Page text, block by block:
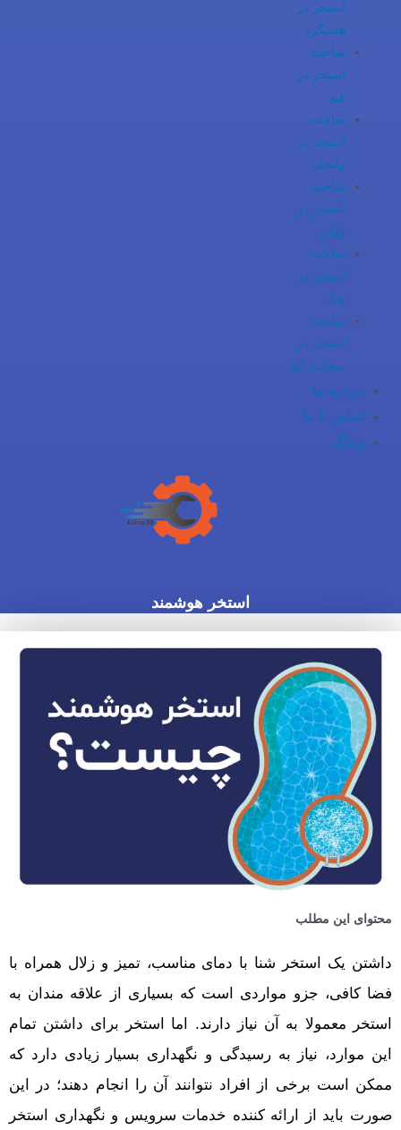
استخر در
هشتگرد
ساخت
استخر در
هیو
ساخت
استخر در
ولنجک
ساخت
استخر در
ولیان
ساخت
استخر در
ونک
ساخت
استخر در
سعادت آباد
درباره ما
تماس با ما
وبلاگ
استخر هوشمند
محتوای این مطلب
داشتن یک استخر شنا با دمای مناسب، تمیز و زلال همراه با
فضا کافی، جزو مواردی است که بسیاری از علاقه مندان به
استخر معمولا به آن نیاز دارند. اما استخر برای داشتن تمام
این موارد، نیاز به رسیدگی و نگهداری بسیار زیادی دارد که
ممکن است برخی از افراد نتوانند آن را انجام دهند؛ در این
صورت باید از ارائه کننده خدمات سرویس و نگهداری استخر